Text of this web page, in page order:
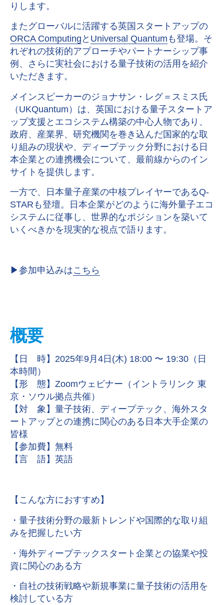
りします。
またグローバルに活躍する英国スタートアップの
ORCA Computing と Universal Quantum も登場。そ
れぞれの技術的アプローチやパートナーシップ事
例、さらに実社会における量子技術の活用を紹介
いただきます。
メインスピーカーのジョナサン・レグ＝スミス氏
（UKQuantum）は、英国における量子スタートア
ップ支援とエコシステム構築の中心人物であり、
政府、産業界、研究機関を巻き込んだ国家的な取
り組みの現状や、ディープテック分野における日
本企業との連携機会について、最前線からのイン
サイトを提供します。
一方で、日本量子産業の中核プレイヤーであるQ-
STARも登壇。日本企業がどのように海外量子エコ
システムに従事し、世界的なポジションを築いて
いくべきかを現実的な視点で語ります。
▶︎参加申込みはこちら
概要
【日 時】2025年9月4日(木) 18:00 〜 19:30（日
本時間）
【形 態】Zoomウェビナー（イントラリンク 東
京・ソウル拠点共催）
【対 象】量子技術、ディープテック、海外スタ
ートアップとの連携に関心のある日本大手企業の
皆様
【参加費】無料
【言 語】英語
【こんな方におすすめ】
・量子技術分野の最新トレンドや国際的な取り組
みを把握したい方
・海外ディープテックスタート企業との協業や投
資に関心のある方
・自社の技術戦略や新規事業に量子技術の活用を
検討している方